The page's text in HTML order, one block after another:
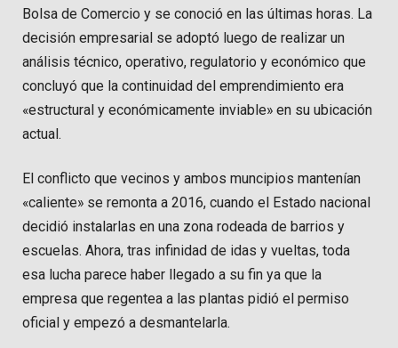
Bolsa de Comercio y se conoció en las últimas horas. La
decisión empresarial se adoptó luego de realizar un
análisis técnico, operativo, regulatorio y económico que
concluyó que la continuidad del emprendimiento era
«estructural y económicamente inviable» en su ubicación
actual.
El conflicto que vecinos y ambos muncipios mantenían
«caliente» se remonta a 2016, cuando el Estado nacional
decidió instalarlas en una zona rodeada de barrios y
escuelas. Ahora, tras infinidad de idas y vueltas, toda
esa lucha parece haber llegado a su fin ya que la
empresa que regentea a las plantas pidió el permiso
oficial y empezó a desmantelarla.